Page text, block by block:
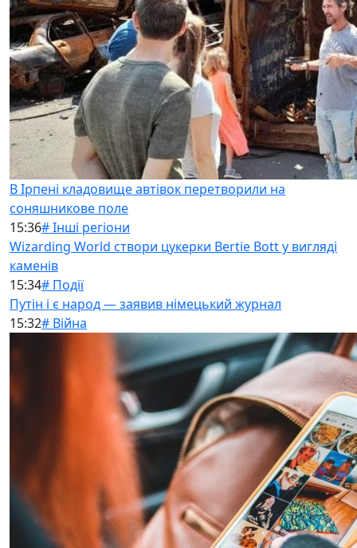
В Ірпені кладовище автівок перетворили на
соняшникове поле
15:36# Інші регіони
Wizarding World створи цукерки Bertie Bott у вигляді
каменів
15:34# Події
Путін і є народ — заявив німецький журнал
15:32# Війна